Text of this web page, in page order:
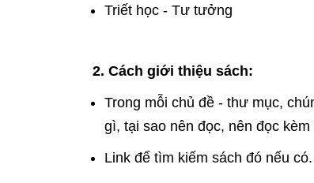
Triết học - Tư tưởng
2. Cách giới thiệu sách:
Trong mỗi chủ đề - thư mục,
gì, tại sao nên đọc, nên đọc
Link để tìm kiếm sách đó nếu có.